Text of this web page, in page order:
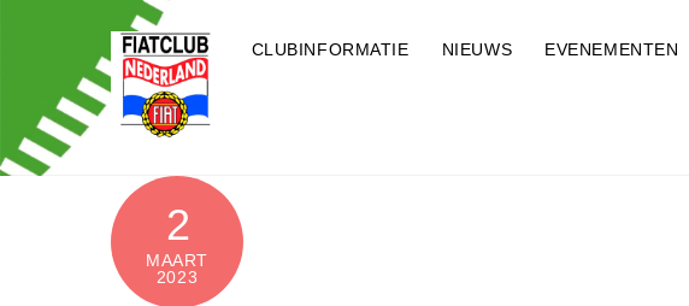
CLUBINFORMATIE NIEUWS EVENEMENTEN
2
MAART
2023